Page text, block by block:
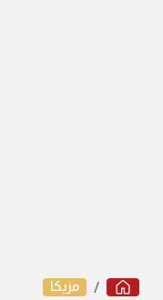
مزيكا